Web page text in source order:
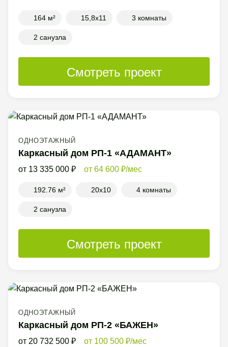
164 м² 15,8x11 3 комнаты
2 санузла
Смотреть проект
ОДНОЭТАЖНЫЙ
Каркасный дом РП-1 «АДАМАНТ»
13 335 000 64 600 /мес
192.76 м² 20x10 4 комнаты
2 санузла
Смотреть проект
ОДНОЭТАЖНЫЙ
Каркасный дом РП-2 «БАЖЕН»
20 732 500 100 500 /мес